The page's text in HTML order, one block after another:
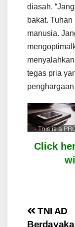
diasah.
bakat.
manusia.
tegas pria
Click
Post
TNI AD